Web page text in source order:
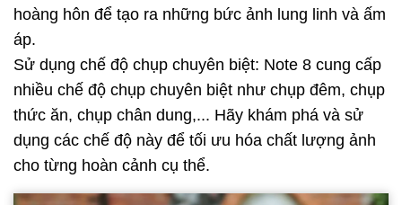
hoàng hôn để tạo ra những bức ảnh lung linh và ấm
áp.
Sử dụng chế độ chụp chuyên biệt: Note 8 cung cấp
nhiều chế độ chụp chuyên biệt như chụp đêm, chụp
thức ăn, chụp chân dung,... Hãy khám phá và sử
dụng các chế độ này để tối ưu hóa chất lượng ảnh
cho từng hoàn cảnh cụ thể.